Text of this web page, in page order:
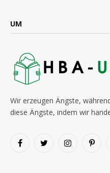
UM
Wir erzeugen Ängste,
diese Ängste, indem wir
FacebookTwitter Instagram